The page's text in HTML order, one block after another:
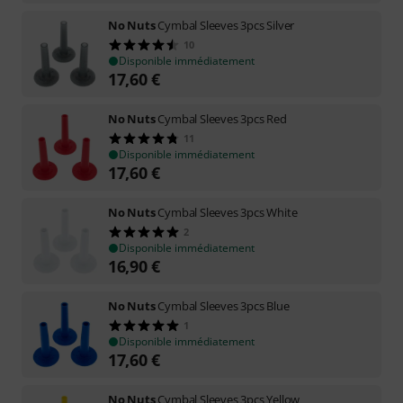
No NutsCymbal Sleeves 3pcs Silver
10
Disponible immédiatement
17,60€
No NutsCymbal Sleeves 3pcs Red
11
Disponible immédiatement
17,60€
No NutsCymbal Sleeves 3pcs White
2
Disponible immédiatement
16,90€
No NutsCymbal Sleeves 3pcs Blue
1
Disponible immédiatement
17,60€
No NutsCymbal Sleeves 3pcs Yellow